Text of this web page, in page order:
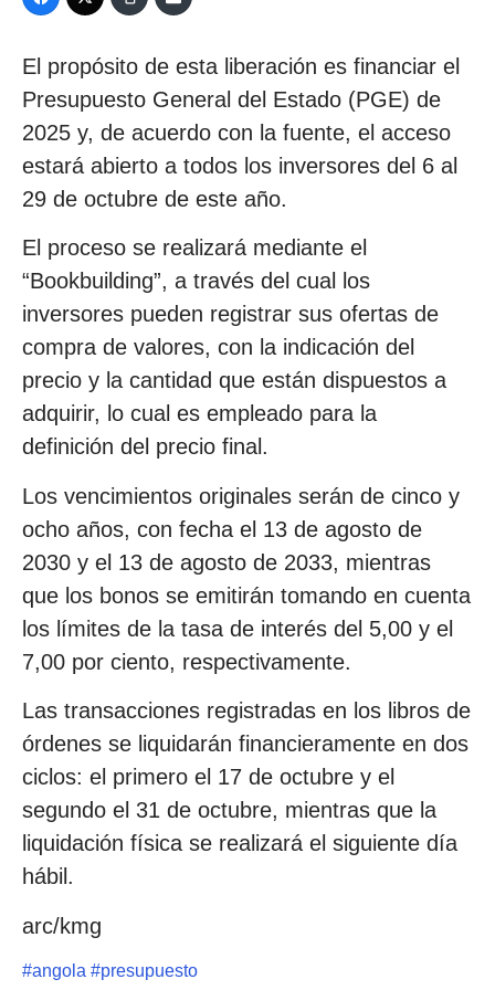
El propósito de esta liberación es financiar el
Presupuesto General del Estado (PGE) de
2025 y, de acuerdo con la fuente, el acceso
estará abierto a todos los inversores del 6 al
29 de octubre de este año.
El proceso se realizará mediante el
“Bookbuilding”, a través del cual los
inversores pueden registrar sus ofertas de
compra de valores, con la indicación del
precio y la cantidad que están dispuestos a
adquirir, lo cual es empleado para la
definición del precio final.
Los vencimientos originales serán de cinco y
ocho años, con fecha el 13 de agosto de
2030 y el 13 de agosto de 2033, mientras
que los bonos se emitirán tomando en cuenta
los límites de la tasa de interés del 5,00 y el
7,00 por ciento, respectivamente.
Las transacciones registradas en los libros de
órdenes se liquidarán financieramente en dos
ciclos: el primero el 17 de octubre y el
segundo el 31 de octubre, mientras que la
liquidación física se realizará el siguiente día
hábil.
arc/kmg
#angola #presupuesto